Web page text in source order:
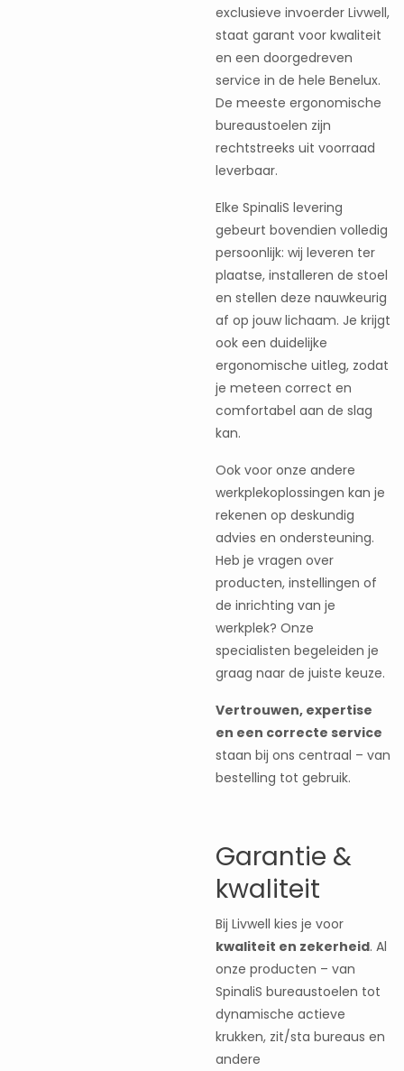
exclusieve invoerder Livwell,
staat garant voor kwaliteit
en een doorgedreven
service in de hele Benelux.
De meeste ergonomische
bureaustoelen zijn
rechtstreeks uit voorraad
leverbaar.
Elke SpinaliS levering
gebeurt bovendien volledig
persoonlijk: wij leveren ter
plaatse, installeren de stoel
en stellen deze nauwkeurig
af op jouw lichaam. Je krijgt
ook een duidelijke
ergonomische uitleg, zodat
je meteen correct en
comfortabel aan de slag
kan.
Ook voor onze andere
werkplekoplossingen kan je
rekenen op deskundig
advies en ondersteuning.
Heb je vragen over
producten, instellingen of
de inrichting van je
werkplek? Onze
specialisten begeleiden je
graag naar de juiste keuze.
Vertrouwen, expertise
en een correcte service
staan bij ons centraal – van
bestelling tot gebruik.
Garantie &
kwaliteit
Bij Livwell kies je voor
kwaliteit en zekerheid. Al
onze producten – van
SpinaliS bureaustoelen tot
dynamische actieve
krukken, zit/sta bureaus en
andere